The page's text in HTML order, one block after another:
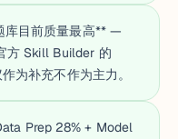
库目前质量最高** —
方 Skill Builder 的
为补充不作为主力。
Prep 28% + Model